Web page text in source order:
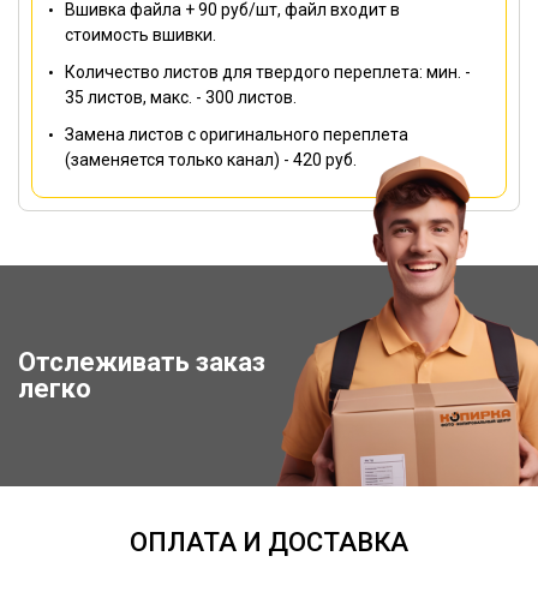
Вшивка файла + 90 руб/шт, файл входит в
стоимость вшивки.
Количество листов для твердого переплета: мин. -
35 листов, макс. - 300 листов.
Замена листов с оригинального переплета
(заменяется только канал) - 420 руб.
Отслеживать заказ
легко
Отследить заказ
ОПЛАТА И ДОСТАВКА